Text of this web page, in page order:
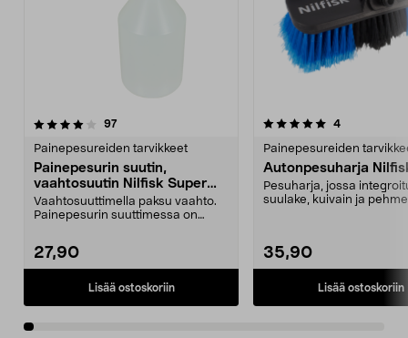
97arvostelut
Painepesureiden tarvikkeet
Painepesurin suutin,
vaahtosuutin Nilfisk Super
Foam Sprayer
Vaahtosuuttimella paksu vaahto.
Painepesurin suuttimessa on
27,90
Lisää ostoskoriin
5.0viidestä
4arvostelut
Painepesureiden
Autonpesuharja
Pesuharja, jossa
suulake, kuivain ja
35,90
Lisää ostoskoriin
4.5viidestä